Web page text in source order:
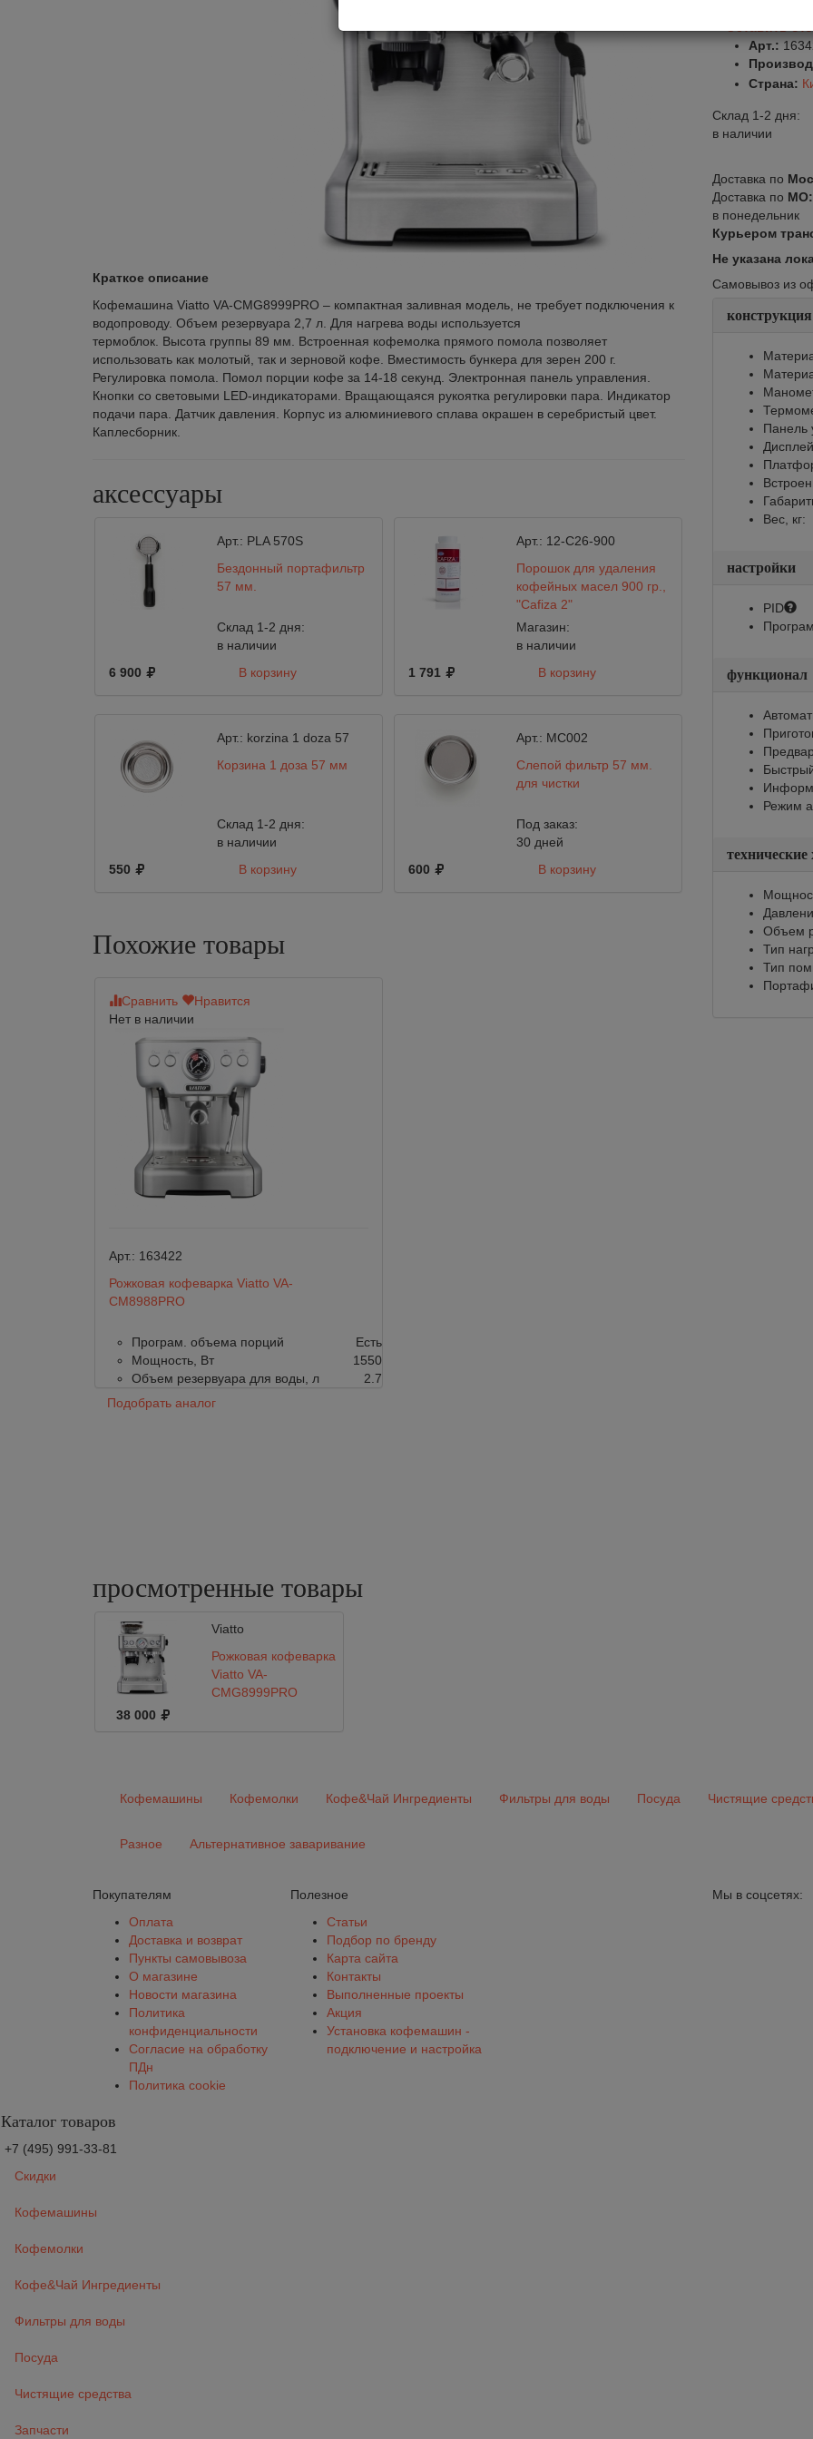
Краткое описание
Кофемашина Viatto VA-CMG8999PRO – компактная заливная модель, не требует подключения к
водопроводу. Объем резервуара 2,7 л. Для нагрева воды используется
термоблок. Высота группы 89 мм. Встроенная кофемолка прямого помола позволяет
использовать как молотый, так и зерновой кофе. Вместимость бункера для зерен 200 г.
Регулировка помола. Помол порции кофе за 14-18 секунд. Электронная панель управления.
Кнопки со световыми LED-индикаторами. Вращающаяся рукоятка регулировки пара. Индикатор
подачи пара. Датчик давления. Корпус из алюминиевого сплава окрашен в серебристый цвет.
Каплесборник.
аксессуары
Арт.: PLA 570S
Бездонный портафильтр
57 мм.
Склад 1-2 дня:
в наличии
6 900
В корзину
Арт.: korzina 1 doza 57
Корзина 1 доза 57 мм
Склад 1-2 дня:
в наличии
550
В корзину
Арт.: 12-C26-900
Порошок для удаления
кофейных масел 900 гр.,
"Cafiza 2"
Магазин:
в наличии
1 791
В корзину
Арт.: MC002
Слепой фильтр 57 мм.
для чистки
Под заказ:
30 дней
600
В корзину
1 881
Похожие товары
Сравнить
Нравится
Нет в наличии
Арт.: 163422
Рожковая кофеварка Viatto VA-
CM8988PRO
Програм. объема порций
Есть
Мощность, Вт
1550
Объем резервуара для воды, л
2.7
Подобрать аналог
Арт.:
Страна:
Склад 1-2 дня:
в наличии
Доставка по
Доставка по
в понедельник
Курьером
Не указана
Самовывоз из
конструкция
Панель
Дисплей
Вес, кг:
настройки
PID
функционал
Режим
Объем
Тип
Тип
просмотренные товары
Viatto
Рожковая кофеварка
Viatto VA-
CMG8999PRO
38 000
Кофемашины Кофемолки Кофе&Чай Ингредиенты Фильтры для воды Посуда Чистящие
Разное Альтернативное заваривание
Покупателям
Оплата
Доставка и возврат
Пункты самовывоза
О магазине
Новости магазина
Политика
конфиденциальности
Согласие на обработку
ПДн
Политика cookie
Полезное
Статьи
Подбор по бренду
Карта сайта
Контакты
Выполненные проекты
Акция
Установка кофемашин -
подключение и настройка
Мы в соцсетях:
Каталог товаров
+7 (495) 991-33-81
Скидки
Кофемашины
Кофемолки
Кофе&Чай Ингредиенты
Фильтры для воды
Посуда
Чистящие средства
Запчасти